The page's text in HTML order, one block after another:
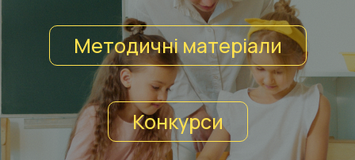
Методичні матеріали
Конкурси